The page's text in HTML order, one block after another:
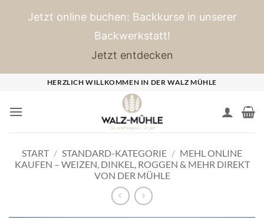
Jetzt online buchen: Backkurse in unserer
Backwerkstatt!
Jetzt entdecken
springen
HERZLICH WILLKOMMEN IN DER WALZ MÜHLE
START / STANDARD-KATEGORIE / MEHL ONLINE
KAUFEN – WEIZEN, DINKEL, ROGGEN & MEHR DIREKT
VON DER MÜHLE